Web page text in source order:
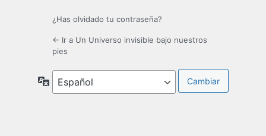
¿Has olvidado tu contraseña?
← Ir a Un Universo invisible bajo nuestros
pies
Idioma